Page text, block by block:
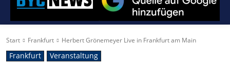
Start Frankfurt Herbert Grönemeyer Live in Frankfurt am Main
Frankfurt Veranstaltung